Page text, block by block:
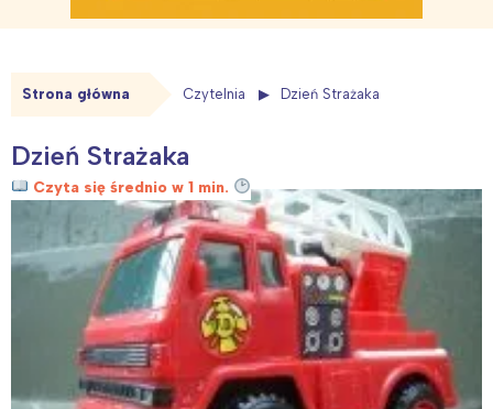
Strona główna Czytelnia Dzień Strażaka
Dzień Strażaka
Czyta się średnio w 1 min.